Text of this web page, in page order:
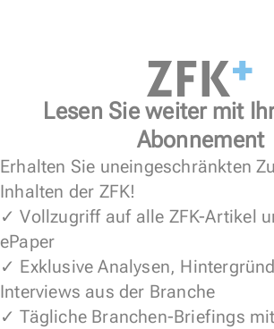
Lesen Sie weiter mit
Abonnement
Erhalten Sie uneingeschränkten
Inhalten der ZFK!
✓ Vollzugriff auf alle ZFK-Artikel
ePaper
✓ Exklusive Analysen,
Interviews aus der Branche
✓ Tägliche Branchen-Briefings